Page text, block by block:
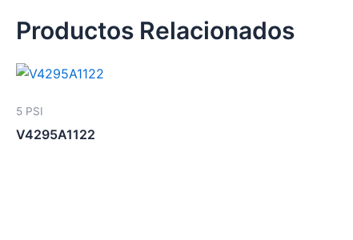
Productos Relacionados
5 PSI
V4295A1122